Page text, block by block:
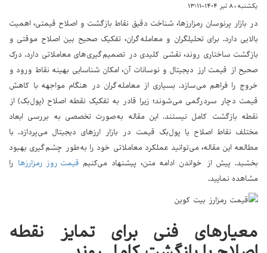
یکشنبه ، ۸ تیر ۱۴۰۴-۱۳:۱۱
در بازار پرنوسان رمزارزها، شناخت دقیق نقاط بازگشت و اصلاح قیمتی، اهمیت
بالایی دارد. برای تحلیلگران و معامله‌گران، تفکیک صحیح بین اصلاح موقتی و
بازگشت ساختاری روند، نقشی کلیدی در تصمیم‌گیری‌های معاملاتی دارد. درک
صحیح از قیمت ارز دیجیتال و نوسانات آن، امکان شناسایی بهینه نقاط ورود و
خروج را فراهم می‌سازد. بسیاری از معامله‌گران در هنگام مواجهه با کاهش
قیمت دچار سردرگمی می‌شوند؛ زیرا قادر به تفکیک نقطه اصلاح (پول‌بک) از
نقطه بازگشت کامل نیستند. این مقاله به‌صورت تخصصی به بررسی ابعاد
مختلف نقاط اصلاح یا پول‌بک قیمت در بازار ارزهای دیجیتال می‌پردازد. با
مطالعه این مقاله، می‌توانید عملکرد معاملاتی خود را به‌طور چشم‌گیری بهبود
بخشید. پیش از خواندن ادامه متن، پیشنهاد می‌کنیم قیمت روز رمزارزها را
مشاهده نمایید.
معیارهای فنی برای تمایز نقطه